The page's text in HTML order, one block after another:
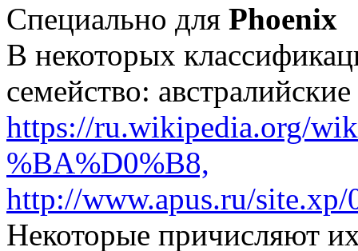
Специально для Phoenix
В некоторых
семейство:
https://ru.wikipedia.org/
%BA%D0%B8,
http://www.apus.ru/
Некоторые причисляют